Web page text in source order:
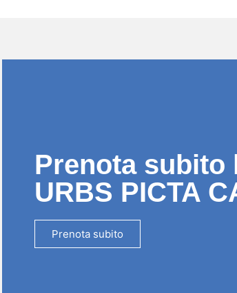
Prenota subito
URBS PICTA
Prenota subito